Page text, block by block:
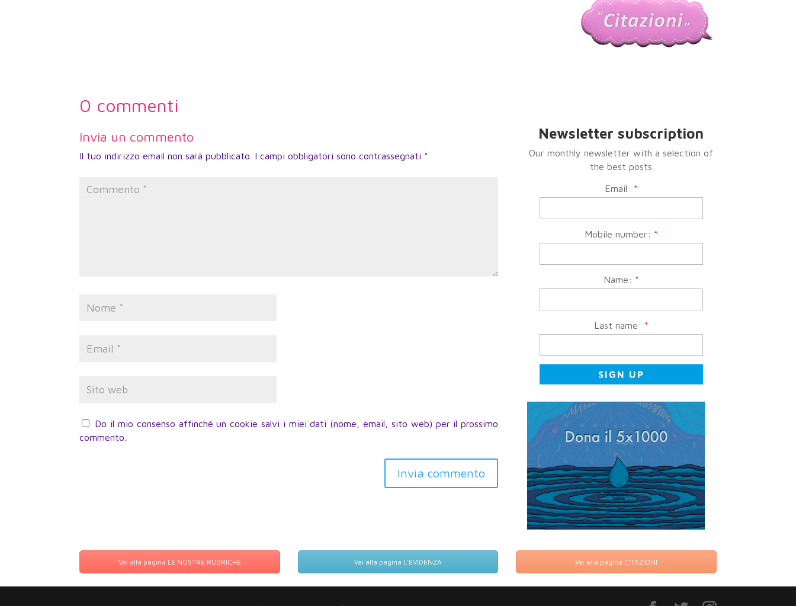
0 commenti
Invia un commento
Il tuo indirizzo email non sarà pubblicato. I campi obbligatori sono contrassegnati *
Do il mio consenso affinché un cookie salvi i miei dati (nome, email, sito web) per il prossimo
commento.
Invia commento
Newsletter subscription
Our monthly newsletter with a selection of
the best posts
Email: *
Mobile number: *
Name: *
Last name: *
Vai alla pagina LE NOSTRE RUBRICHE Vai alla pagina L'EVIDENZA Vai alla pagina CITAZIONI